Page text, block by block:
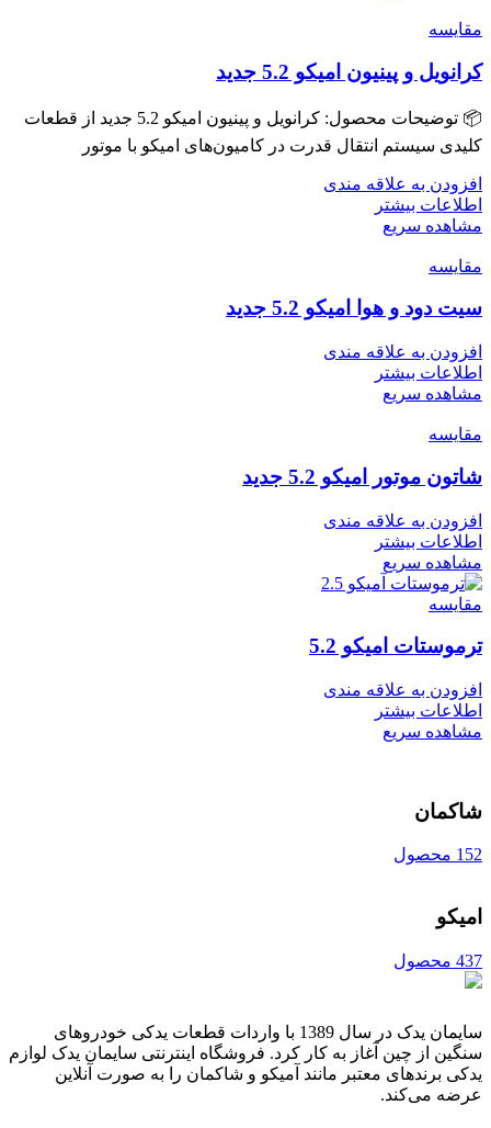
مقایسه
کرانویل و پینیون امیکو 5.2 جدید
📦 توضیحات محصول: کرانویل و پینیون امیکو 5.2 جدید از قطعات
کلیدی سیستم انتقال قدرت در کامیون‌های امیکو با موتور
افزودن به علاقه مندی
اطلاعات بیشتر
مشاهده سریع
مقایسه
سیت دود و هوا امیکو 5.2 جدید
افزودن به علاقه مندی
اطلاعات بیشتر
مشاهده سریع
مقایسه
شاتون موتور امیکو 5.2 جدید
افزودن به علاقه مندی
اطلاعات بیشتر
مشاهده سریع
مقایسه
ترموستات امیکو 5.2
افزودن به علاقه مندی
اطلاعات بیشتر
مشاهده سریع
شاکمان
152 محصول
امیکو
437 محصول
سایمان یدک در سال 1389 با واردات قطعات یدکی خودروهای
سنگین از چین آغاز به کار کرد. فروشگاه اینترنتی سایمان یدک لوازم
یدکی برندهای معتبر مانند آمیکو و شاکمان را به صورت آنلاین
عرضه می‌کند.